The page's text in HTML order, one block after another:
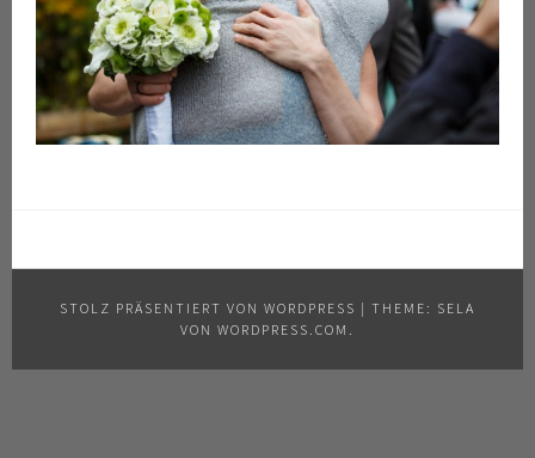
STOLZ PRÄSENTIERT VON WORDPRESS | THEME: SELA
VON WORDPRESS.COM .